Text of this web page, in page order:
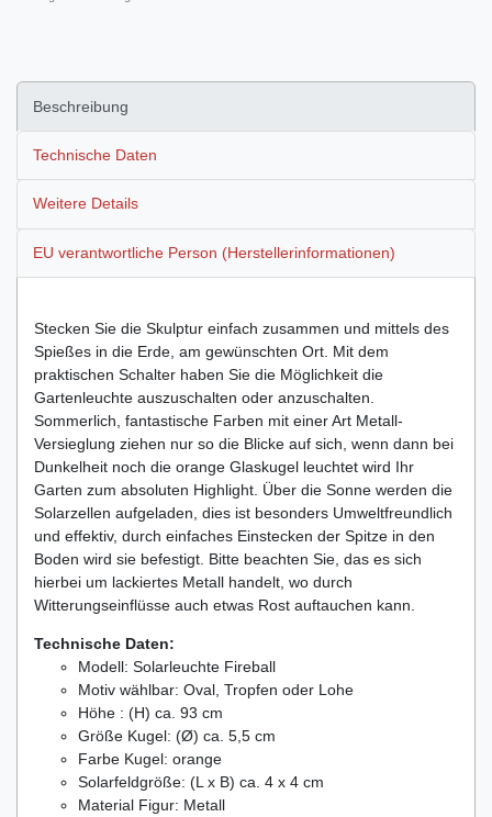
Beschreibung
Technische Daten
Weitere Details
EU verantwortliche Person (Herstellerinformationen)
Stecken Sie die Skulptur einfach zusammen und mittels des
Spießes in die Erde, am gewünschten Ort. Mit dem
praktischen Schalter haben Sie die Möglichkeit die
Gartenleuchte auszuschalten oder anzuschalten.
Sommerlich, fantastische Farben mit einer Art Metall-
Versieglung ziehen nur so die Blicke auf sich, wenn dann bei
Dunkelheit noch die orange Glaskugel leuchtet wird Ihr
Garten zum absoluten Highlight. Über die Sonne werden die
Solarzellen aufgeladen, dies ist besonders Umweltfreundlich
und effektiv, durch einfaches Einstecken der Spitze in den
Boden wird sie befestigt. Bitte beachten Sie, das es sich
hierbei um lackiertes Metall handelt, wo durch
Witterungseinflüsse auch etwas Rost auftauchen kann.
Technische Daten:
Modell: Solarleuchte Fireball
Motiv wählbar: Oval, Tropfen oder Lohe
Höhe : (H) ca. 93 cm
Größe Kugel: (Ø) ca. 5,5 cm
Farbe Kugel: orange
Solarfeldgröße: (L x B) ca. 4 x 4 cm
Material Figur: Metall